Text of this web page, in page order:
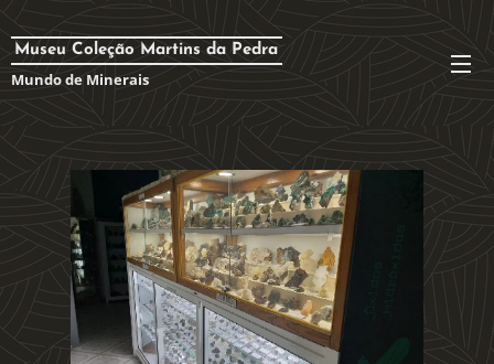
Museu Coleção Martins da Pedra
Mundo de Minerais